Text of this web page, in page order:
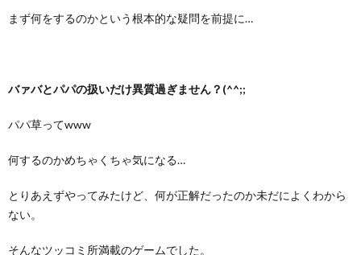
まず何をするのかという根本的な疑問を前提に…
バァバとパパの扱いだけ異質過ぎません？(^^;;
パパ草ってwww
何するのかめちゃくちゃ気になる…
とりあえずやってみたけど、何が正解だったのか未だによくわから
ない。
そんなツッコミ所満載のゲームでした。